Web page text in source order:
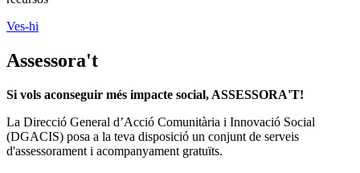
Ves-hi
Assessora't
Si vols aconseguir més impacte social, ASSESSORA'T!
La Direcció General d’Acció Comunitària i Innovació Social
(DGACIS) posa a la teva disposició un conjunt de serveis
d'assessorament i acompanyament gratuïts.